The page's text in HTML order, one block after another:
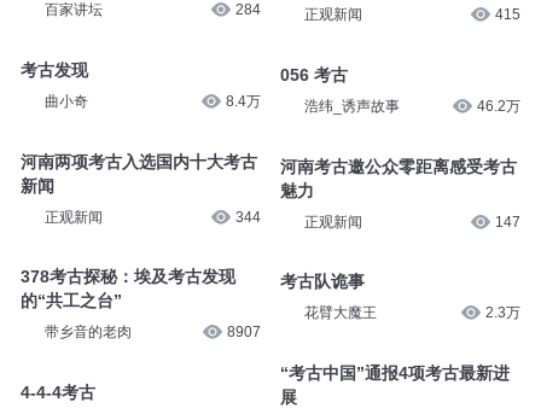
百家讲坛 284
考古发现
曲小奇 8.4万
河南两项考古入选国内十大考古
新闻
正观新闻 344
378考古探秘：埃及考古发现
的“共工之台”
带乡音的老肉 8907
4-4-4考古
正观新闻 415
056 考古
浩纬_诱声故事 46.2万
河南考古邀公众零距离感受考古
魅力
正观新闻 147
考古队诡事
花臂大魔王 2.3万
“考古中国”通报4项考古最新进
展